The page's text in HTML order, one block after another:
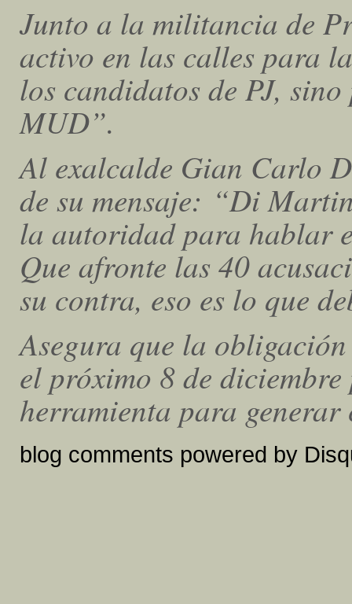
Junto a la militancia de
activo en las calles para
los candidatos de PJ,
MUD”.
Al exalcalde Gian Carlo
de su mensaje: “Di
la autoridad para hablar
Que afronte las 40
su contra, eso es lo que
Asegura que la
el próximo 8 de
herramienta para
blog comments powered by